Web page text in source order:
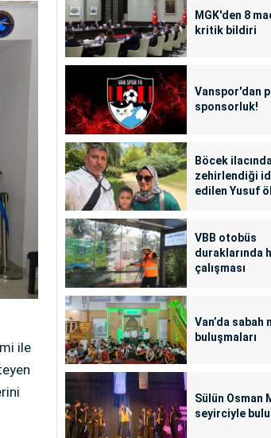
ile
MGK'den 8
kritik bildiri
Vanspor'dan
sponsorluk!
Böcek
zehirlendiği
edilen Yusuf
VBB otobüs
duraklarında
çalışması
Van’da sabah
buluşmaları
Sülün Osman
seyirciyle